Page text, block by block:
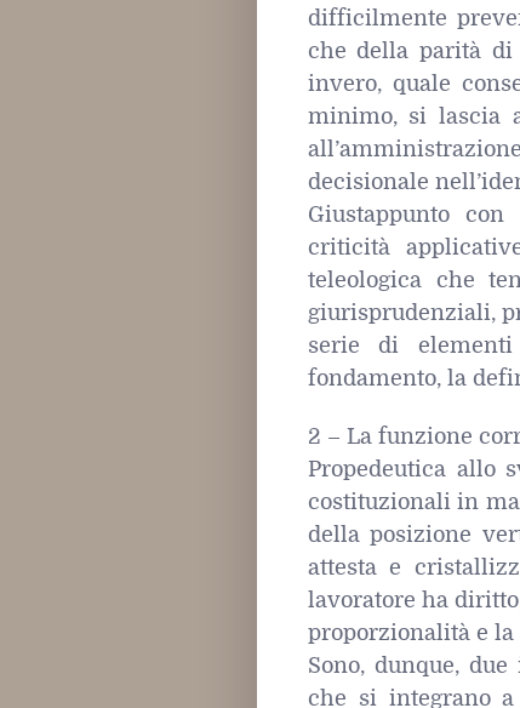
difficilmente
che della parità
invero, quale
minimo, si lascia
decisionale
Giustappunto
criticità
teleologica che
giurisprudenziali,
serie di
fondamento, la
2 – La funzione
Propedeutica allo
costituzionali in
della posizione
attesta e
lavoratore ha
proporzionalità e
Sono, dunque,
che si integrano